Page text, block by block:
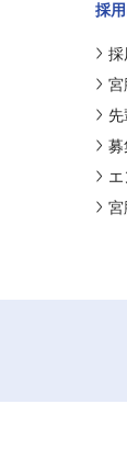
採
採
宮
先
募
宮